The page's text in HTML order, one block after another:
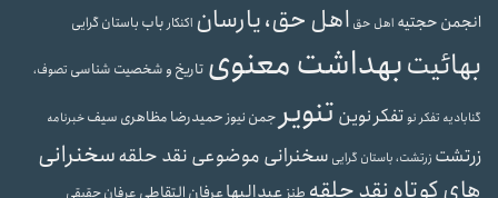
انجمن حجتیه اهل حق اهل حق، یارسان اکنکارباب باستان گرایی
بهائیتبهداشت معنوی تاریخ و شخصیت شناسی تصوف،
گنابادیه تفکر نوتفکر نوین تنویر جمن نیوزحمیدرضا مظاهری سیفخبرنامه
زرتشت زرتشت، باستان گرایی سخنرانی موضوعی نقد حلقهسخنرانی
های کوتاه نقد حلقه طنزعبدالبهاعرفان التقاطی عرفان حقیقی